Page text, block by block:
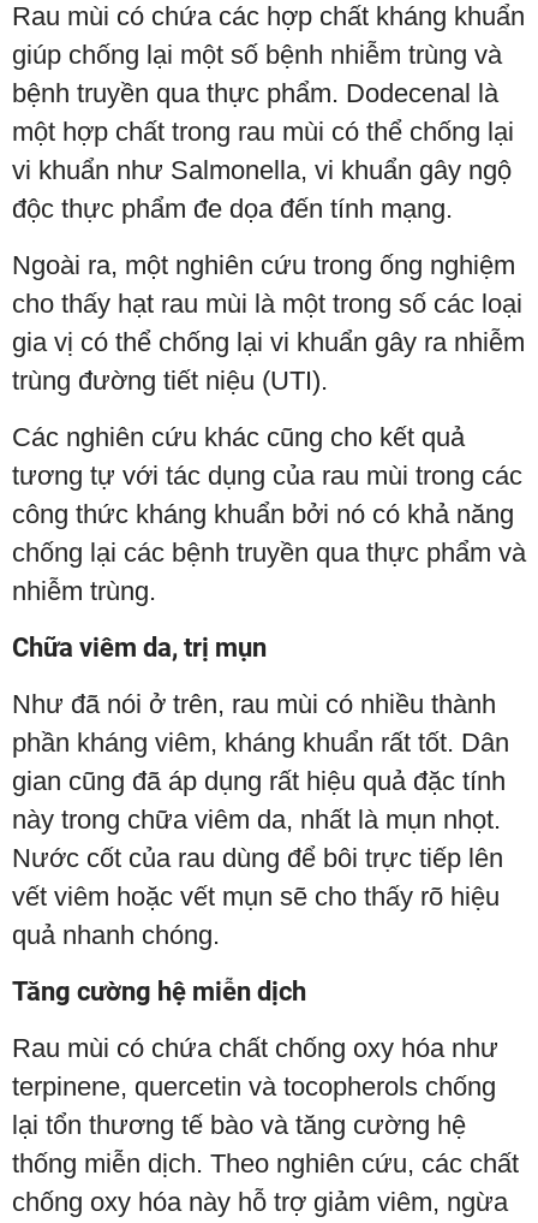
Rau mùi có chứa các hợp chất kháng khuẩn
giúp chống lại một số bệnh nhiễm trùng và
bệnh truyền qua thực phẩm. Dodecenal là
một hợp chất trong rau mùi có thể chống lại
vi khuẩn như Salmonella, vi khuẩn gây ngộ
độc thực phẩm đe dọa đến tính mạng.
Ngoài ra, một nghiên cứu trong ống nghiệm
cho thấy hạt rau mùi là một trong số các loại
gia vị có thể chống lại vi khuẩn gây ra nhiễm
trùng đường tiết niệu (UTI).
Các nghiên cứu khác cũng cho kết quả
tương tự với tác dụng của rau mùi trong các
công thức kháng khuẩn bởi nó có khả năng
chống lại các bệnh truyền qua thực phẩm và
nhiễm trùng.
Chữa viêm da, trị mụn
Như đã nói ở trên, rau mùi có nhiều thành
phần kháng viêm, kháng khuẩn rất tốt. Dân
gian cũng đã áp dụng rất hiệu quả đặc tính
này trong chữa viêm da, nhất là mụn nhọt.
Nước cốt của rau dùng để bôi trực tiếp lên
vết viêm hoặc vết mụn sẽ cho thấy rõ hiệu
quả nhanh chóng.
Tăng cường hệ miễn dịch
Rau mùi có chứa chất chống oxy hóa như
terpinene, quercetin và tocopherols chống
lại tổn thương tế bào và tăng cường hệ
thống miễn dịch. Theo nghiên cứu, các chất
chống oxy hóa này hỗ trợ giảm viêm, ngừa